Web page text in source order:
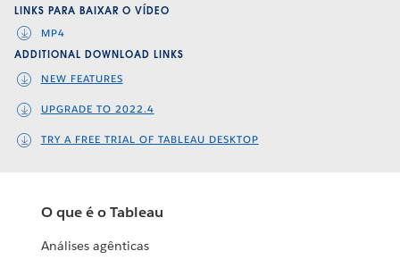
LINKS PARA BAIXAR O VÍDEO
MP4
ADDITIONAL DOWNLOAD LINKS
NEW FEATURES
UPGRADE TO 2022.4
TRY A FREE TRIAL OF TABLEAU DESKTOP
O que é o Tableau
Análises agênticas